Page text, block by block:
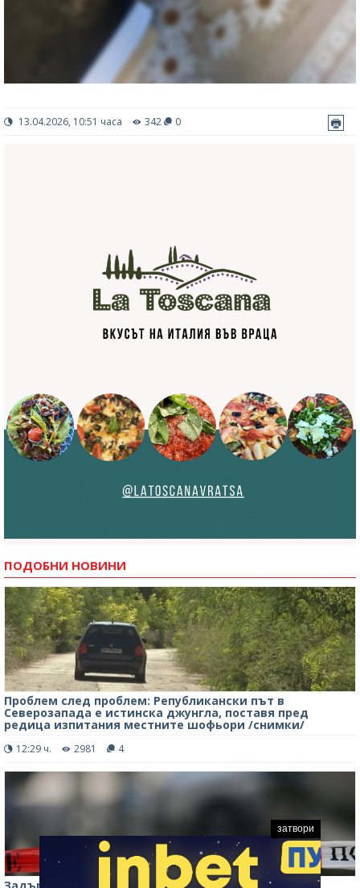
13.04.2026, 10:51 часа 342 0
ПОДОБНИ НОВИНИ
Проблем след проблем: Републикански път в
Северозапада е истинска джунгла, поставя пред
редица изпитания местните шофьори /снимки/
12:29 ч. 2981 4
затвори